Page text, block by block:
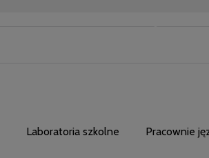
Laboratoria szkolne Pracownie